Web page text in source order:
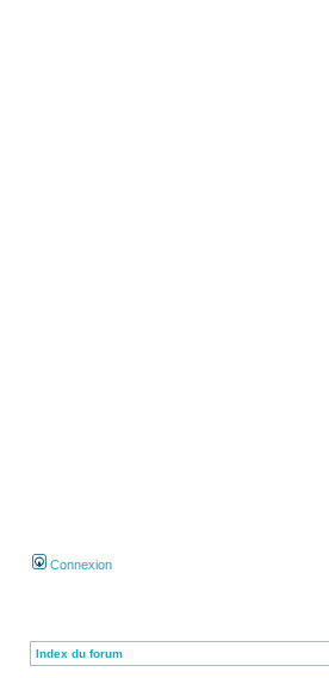
Connexion
Index du forum